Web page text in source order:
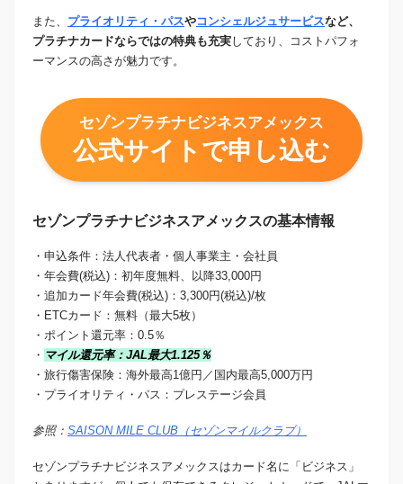
また、 プライオリティ・パスやコンシェルジュサービスなど、
プラチナカードならではの特典も充実しており、コストパフォ
ーマンスの高さが魅力です。
セゾンプラチナビジネスアメックス
公式サイトで申し込む
セゾンプラチナビジネスアメックスの基本情報
・申込条件：法人代表者・個人事業主・会社員
・年会費(税込)：初年度無料、以降33,000円
・追加カード年会費(税込)：3,300円(税込)/枚
・ETCカード：無料（最大5枚）
・ポイント還元率：0.5％
・ マイル還元率：JAL最大1.125％
・旅行傷害保険：海外最高1億円／国内最高5,000万円
・プライオリティ・パス：プレステージ会員
参照： SAISON MILE CLUB（セゾンマイルクラブ）
セゾンプラチナビジネスアメックスはカード名に「ビジネス」